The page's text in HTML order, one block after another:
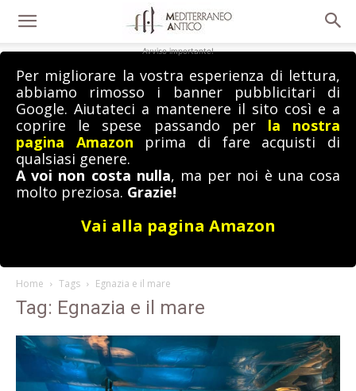
Avviso importante!
Per migliorare la vostra esperienza di lettura,
abbiamo rimosso i banner pubblicitari di
Google. Aiutateci a mantenere il sito così e a
coprire le spese passando per la nostra
pagina Amazon prima di fare acquisti di
qualsiasi genere.
A voi non costa nulla, ma per noi è una cosa
molto preziosa. Grazie!
Vai alla pagina Amazon
Home Tags Egnazia e il mare
Tag: Egnazia e il mare